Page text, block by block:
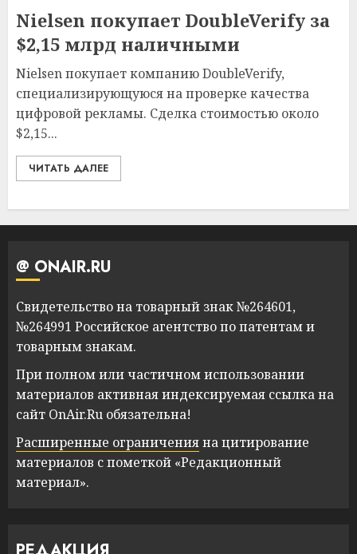
Nielsen покупает DoubleVerify за
$2,15 млрд наличными
Nielsen покупает компанию DoubleVerify,
специализирующуюся на проверке качества
цифровой рекламы. Сделка стоимостью около
$2,15...
ЧИТАТЬ ДАЛЕЕ
@ ONAIR.RU
Свидетельство на товарный знак №264601,
№264991 Российское агентство по патентам и
товарным знакам.
При полном или частичном использовании
материалов активная индексируемая ссылка на
сайт OnAir.Ru обязательна!
Расширенные ограниченияна цитирование
материалов с пометкой «Редакционный
материал».